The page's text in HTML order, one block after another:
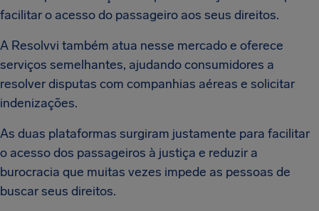
facilitar o acesso do passageiro aos seus direitos.
A Resolvvi também atua nesse mercado e oferece
serviços semelhantes, ajudando consumidores a
resolver disputas com companhias aéreas e solicitar
indenizações.
As duas plataformas surgiram justamente para facilitar
o acesso dos passageiros à justiça e reduzir a
burocracia que muitas vezes impede as pessoas de
buscar seus direitos.